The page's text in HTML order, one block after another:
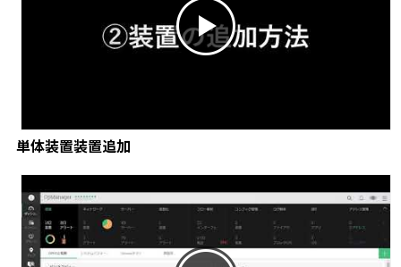
単体装置装置追加